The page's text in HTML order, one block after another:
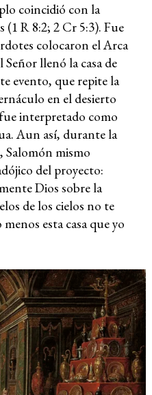
coincidió con la
(1 R 8:2; 2 Cr 5:3). Fue
colocaron el Arca
llenó la casa de
evento, que repite la
en el desierto
interpretado como
Aun así, durante la
mismo
del proyecto:
Dios sobre la
de los cielos no te
esta casa que yo